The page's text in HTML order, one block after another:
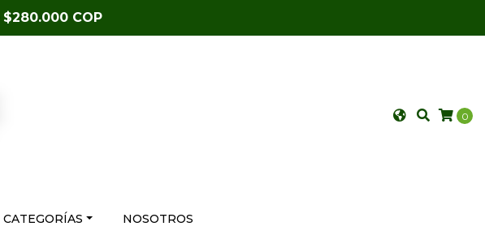
$280.000 COP
0
CATEGORÍAS NOSOTROS